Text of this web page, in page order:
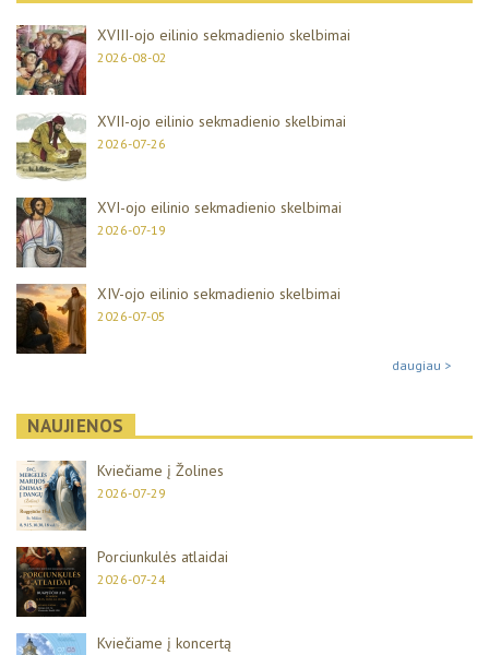
XVIII-ojo eilinio sekmadienio skelbimai
2026-08-02
XVII-ojo eilinio sekmadienio skelbimai
2026-07-26
XVI-ojo eilinio sekmadienio skelbimai
2026-07-19
XIV-ojo eilinio sekmadienio skelbimai
2026-07-05
daugiau >
NAUJIENOS
Kviečiame į Žolines
2026-07-29
Porciunkulės atlaidai
2026-07-24
Kviečiame į koncertą